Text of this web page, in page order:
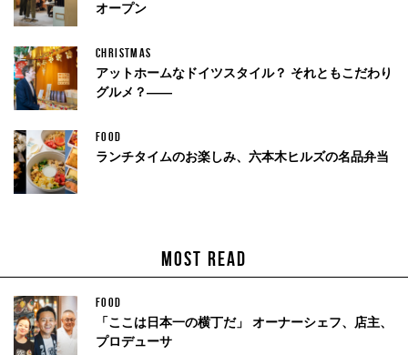
MOST READ
FOOD
「ここは日本一の横丁だ」 オーナーシェフ、店主、
プロデューサ
オープン
CHRISTMAS
アットホームなドイツスタイル？ それともこだわり
グルメ？——
FOOD
ランチタイムのお楽しみ、六本木ヒルズの名品弁当